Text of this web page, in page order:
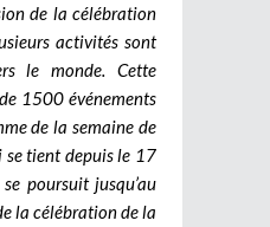
de la célébration
activités sont
le monde. Cette
1500 événements
de la semaine de
tient depuis le 17
poursuit jusqu’au
la célébration de la